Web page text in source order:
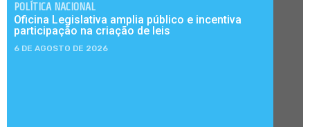
POLÍTICA NACIONAL
Oficina Legislativa amplia público e incentiva
participação na criação de leis
6 DE AGOSTO DE 2026